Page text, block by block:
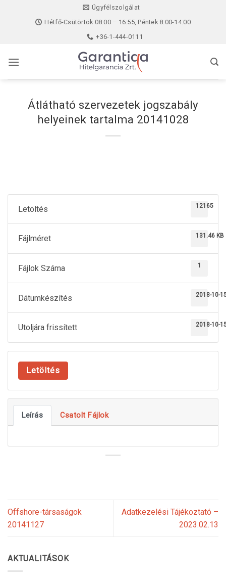
Ügyfélszolgálat
Hétfő-Csütörtök 08:00 – 16:55, Péntek 8:00-14:00
+36-1-444-0111
Átlátható szervezetek jogszabály
helyeinek tartalma 20141028
Letöltés 12165
Fájlméret 131.46 KB
Fájlok Száma 1
Dátumkészítés 2018-10-
Utoljára frissített 2018-10-
Letöltés
Leírás Csatolt Fájlok
Offshore-társaságok
20141127
Adatkezelési Tájékoztató –
2023.02.13
AKTUALITÁSOK